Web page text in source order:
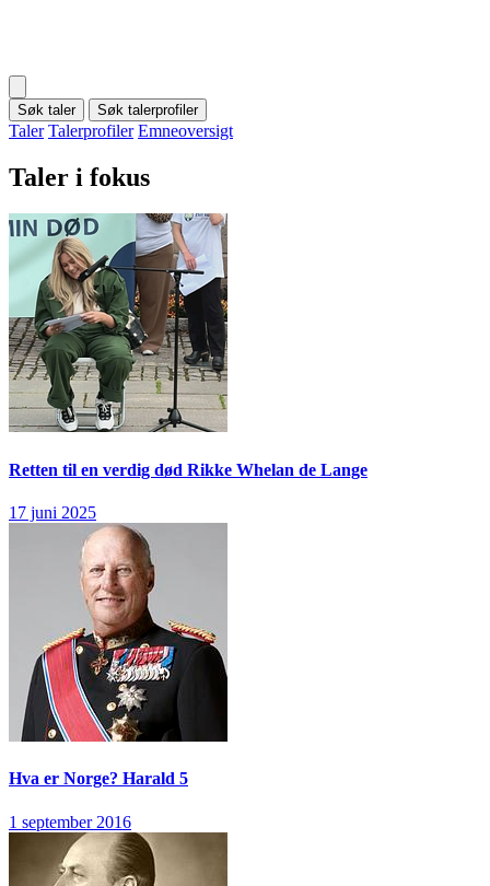
Søk taler Søk talerprofiler
Taler Talerprofiler Emneoversigt
Taler i fokus
Retten til en verdig død Rikke Whelan de Lange
17 juni 2025
Hva er Norge? Harald 5
1 september 2016